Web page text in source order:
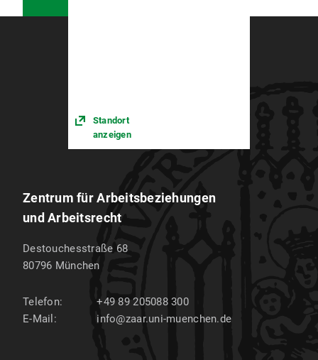
Standort
anzeigen
Zentrum für Arbeitsbeziehungen
und Arbeitsrecht
Destouchesstraße 68
80796 München
Telefon:
+49 89 205088 300
E-Mail:
info@zaar.uni-muenchen.de